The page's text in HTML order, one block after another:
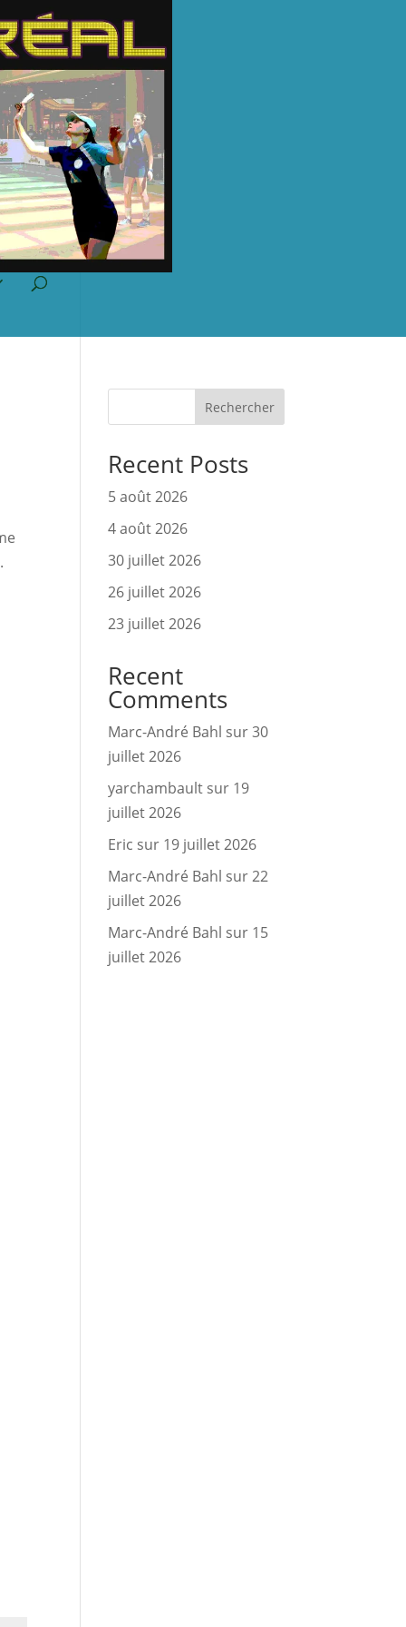
Rechercher
Recent Posts
5 août 2026
4 août 2026
30 juillet 2026
26 juillet 2026
23 juillet 2026
Recent
Comments
Marc-André Bahl sur30
juillet 2026
yarchambault sur 19
juillet 2026
Eric sur 19 juillet 2026
Marc-André Bahl sur22
juillet 2026
Marc-André Bahl sur 15
juillet 2026